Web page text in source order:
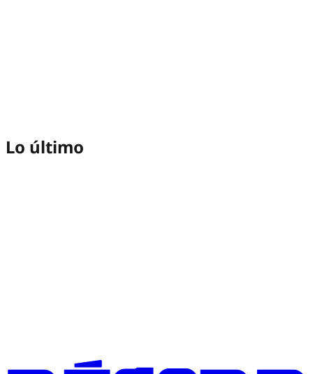
Lo último